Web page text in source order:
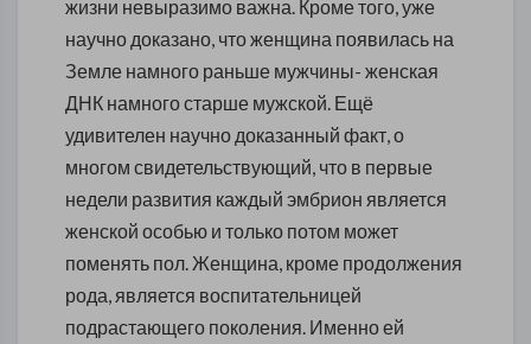
жизни невыразимо важна. Кроме того, уже
научно доказано, что женщина появилась на
Земле намного раньше мужчины- женская
ДНК намного старше мужской. Ещё
удивителен научно доказанный факт, о
многом свидетельствующий, что в первые
недели развития каждый эмбрион является
женской особью и только потом может
поменять пол. Женщина, кроме продолжения
рода, является воспитательницей
подрастающего поколения. Именно ей